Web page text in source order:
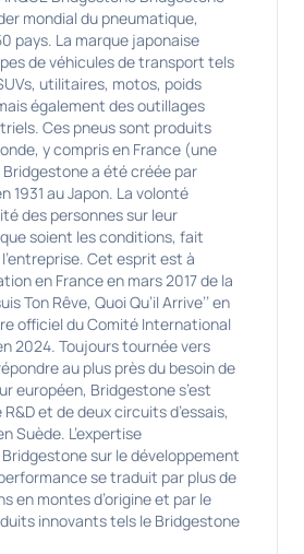
mondial du pneumatique,
pays. La marque japonaise
de véhicules de transport tels
utilitaires, motos, poids
également des outillages
Ces pneus sont produits
y compris en France (une
a été créée par
1931 au Japon. La volonté
des personnes sur leur
soient les conditions, fait
Cet esprit est à
en France en mars 2017 de la
Ton Rêve, Quoi Qu’il Arrive’’ en
officiel du Comité International
2024. Toujours tournée vers
au plus près du besoin de
européen, Bridgestone s’est
et de deux circuits d’essais,
Suède. L’expertise
sur le développement
se traduit par plus de
en montes d’origine et par le
innovants tels le Bridgestone